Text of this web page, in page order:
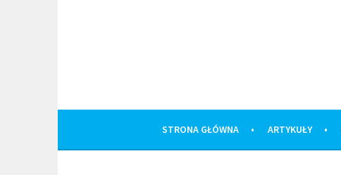
STRONA GŁÓWNA ARTYKUŁY